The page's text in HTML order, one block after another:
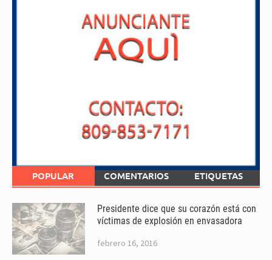
POPULAR COMENTARIOS ETIQUETAS
Presidente dice que su corazón está con
víctimas de explosión en envasadora
febrero 16, 2016